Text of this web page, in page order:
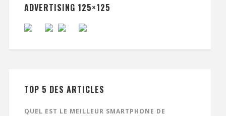
ADVERTISING 125×125
TOP 5 DES ARTICLES
QUEL EST LE MEILLEUR SMARTPHONE DE